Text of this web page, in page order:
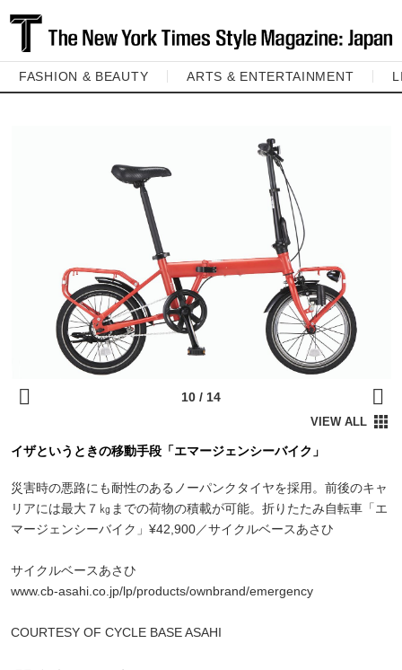
FASHION & BEAUTY ARTS & ENTERTAINMENT
イザというときの移動手段「エマージェンシーバイク」
災害時の悪路にも耐性のあるノーパンクタイヤを採用。前後のキャ
リアには最大７㎏までの荷物の積載が可能。折りたたみ自転車「エ
マージェンシーバイク」¥42,900／サイクルベースあさひ
サイクルベースあさひ
www.cb-asahi.co.jp/lp/products/ownbrand/emergency
COURTESY OF CYCLE BASE ASAHI